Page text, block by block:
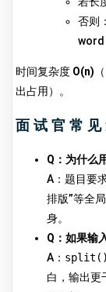
否则
word
时间复杂度 O(n)
出占用）。
面试官常
Q：为什么
A：题目要
排版”等全
身。
Q：如果输
A： split()
白，输出更